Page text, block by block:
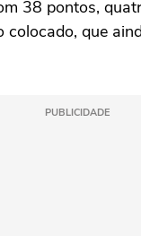
38 pontos,
colocado, que
PUBLICIDADE